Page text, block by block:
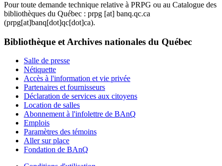
Pour toute demande technique relative à PRPG ou au Catalogue des
bibliothèques du Québec : prpg [at] banq.qc.ca
(prpg[at]banq[dot]qc[dot]ca).
Bibliothèque et Archives nationales du Québec
Salle de presse
Nétiquette
Accès à l'information et vie privée
Partenaires et fournisseurs
Déclaration de services aux citoyens
Location de salles
Abonnement à l'infolettre de BAnQ
Emplois
Paramètres des témoins
Aller sur place
Fondation de BAnQ